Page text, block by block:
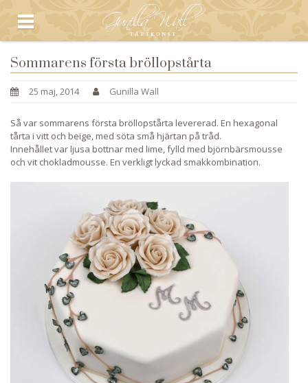
Sommarens första bröllopstårta
25 maj, 2014 Gunilla Wall
Så var sommarens första bröllopstårta levererad. En hexagonal
tårta i vitt och beige, med söta små hjärtan på tråd.
Innehållet var ljusa bottnar med lime, fylld med björnbärsmousse
och vit chokladmousse. En verkligt lyckad smakkombination.